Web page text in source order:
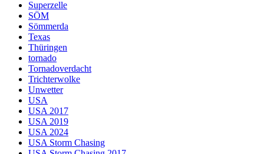
Superzelle
SÖM
Sömmerda
Texas
Thüringen
tornado
Tornadoverdacht
Trichterwolke
Unwetter
USA
USA 2017
USA 2019
USA 2024
USA Storm Chasing